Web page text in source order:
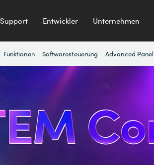
Support Entwickler Unternehmen
Funktionen Softwaresteuerung Advanced Panel